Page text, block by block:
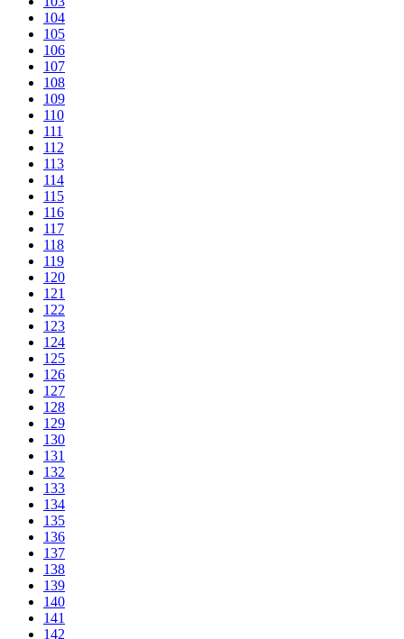
104
105
106
107
108
109
110
111
112
113
114
115
116
117
118
119
120
121
122
123
124
125
126
127
128
129
130
131
132
133
134
135
136
137
138
139
140
141
142